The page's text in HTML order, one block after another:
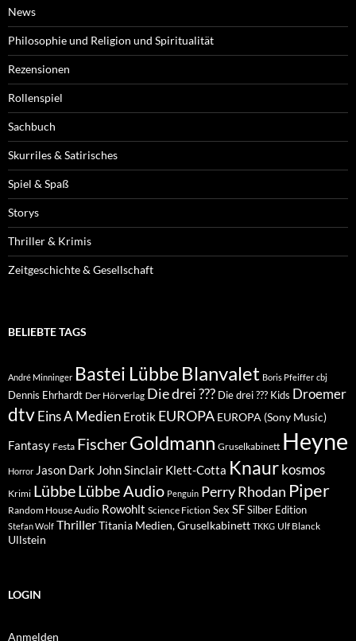
News
Philosophie und Religion und Spiritualität
Rezensionen
Rollenspiel
Sachbuch
Skurriles & Satirisches
Spiel & Spaß
Storys
Thriller & Krimis
Zeitgeschichte & Gesellschaft
BELIEBTE TAGS
André Minninger Bastei Lübbe Blanvalet Boris Pfeiffer cbj
Dennis Ehrhardt Der Hörverlag Die drei ??? Die drei ??? Kids Droemer
dtvEins A Medien Erotik EUROPA EUROPA (Sony Music)
Fantasy Festa FischerGoldmann Gruselkabinett Heyne
Horror Jason Dark John Sinclair Klett-Cotta Knaur kosmos
Krimi LübbeLübbe Audio Penguin Perry Rhodan Piper
Random House Audio Rowohlt Science Fiction Sex SFSilber Edition
Stefan Wolf ThrillerTitania Medien, Gruselkabinett TKKG Ulf Blanck
Ullstein
LOGIN
Anmelden